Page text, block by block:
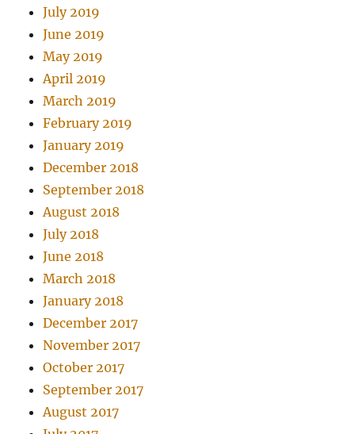
July 2019
June 2019
May 2019
April 2019
March 2019
February 2019
January 2019
December 2018
September 2018
August 2018
July 2018
June 2018
March 2018
January 2018
December 2017
November 2017
October 2017
September 2017
August 2017